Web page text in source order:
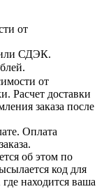
от
или СДЭК.
от
Расчет доставки
заказа после
Оплата
об этом по
код для
находится ваша